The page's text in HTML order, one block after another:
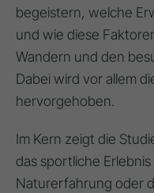
begeistern, welche
und wie diese
Wandern und den
Dabei wird vor allem
hervorgehoben.
Im Kern zeigt die
das sportliche
Naturerfahrung oder